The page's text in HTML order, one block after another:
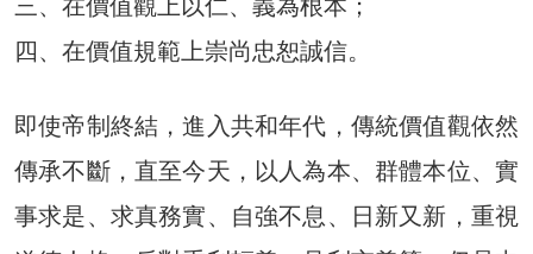
四、在價值規範上崇尚忠恕誠信。
即使帝制終結，進入共和年代，傳統價值觀依然
傳承不斷，直至今天，以人為本、群體本位、實
事求是、求真務實、自強不息、日新又新，重視